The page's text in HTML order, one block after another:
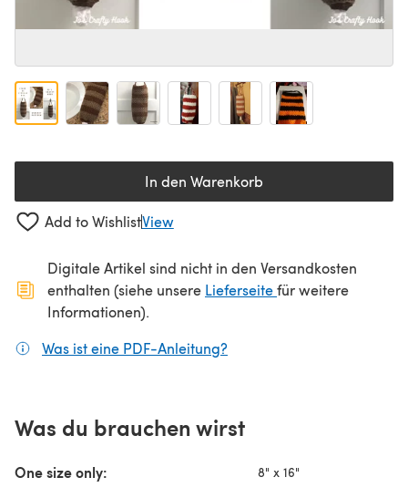
In den Warenkorb
Add to WishlistView
Digitale Artikel sind nicht in den Versandkosten
enthalten (siehe unsere Lieferseite(öffnet sich in
für weitere
Informationen).
Was ist eine PDF-Anleitung?
Was du brauchen wirst
One size only: 8" x 16"